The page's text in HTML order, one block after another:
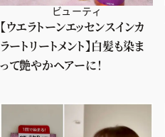
ビューティ
【ウエラトーンエッセンスインカ
ラートリートメント】白髪も染ま
って艶やかヘアーに！